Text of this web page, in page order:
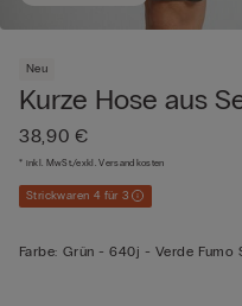
Neu
Kurze Hose aus
38,90 €
* inkl. MwSt./exkl. Versandkosten
Strickwaren 4 für 3
Farbe: Grün -640j - Verde Fumo